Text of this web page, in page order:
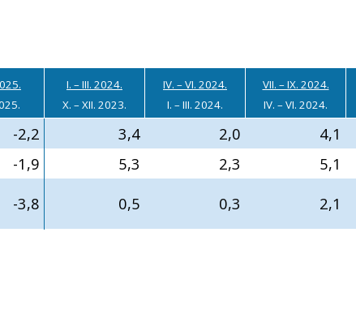
I. – III. 2024.
X. – XII. 2023.
IV. – VI. 2024.
I. – III. 2024.
VII. – IX. 2024.
IV. – VI. 2024.
-2,2 3,4 2,0 4,1
-1,9 5,3 2,3 5,1
-3,8 0,5 0,3 2,1